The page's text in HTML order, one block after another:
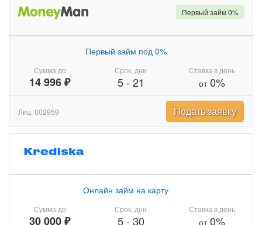
Сумма до
14 996 ₽
Первый займ под 0%
Срок, дни
5- 21
Ставка в день
от0%
Первый займ 0%
Лиц. 002959 Подать заявку
Сумма до
30 000 ₽
Онлайн займ на карту
Срок, дни
5- 30
Ставка в день
от0%